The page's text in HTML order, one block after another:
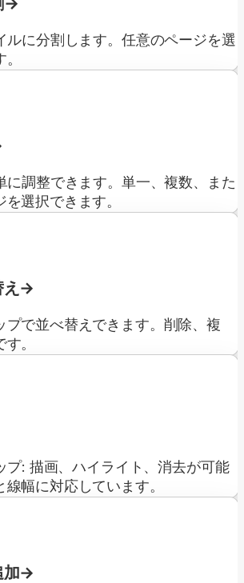
ルに分割します。任意のページを選
に調整できます。単一、複数、また
選択できます。
プで並べ替えできます。削除、複
。
プ: 描画、ハイライト、消去が可能
幅に対応しています。